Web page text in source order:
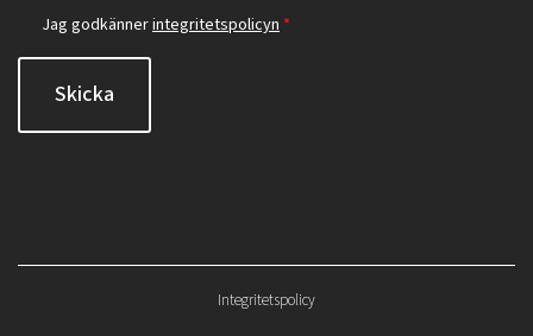
Jag godkännerintegritetspolicyn *
Skicka
Integritetspolicy